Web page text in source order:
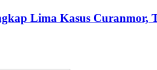
Lima Kasus Curanmor,